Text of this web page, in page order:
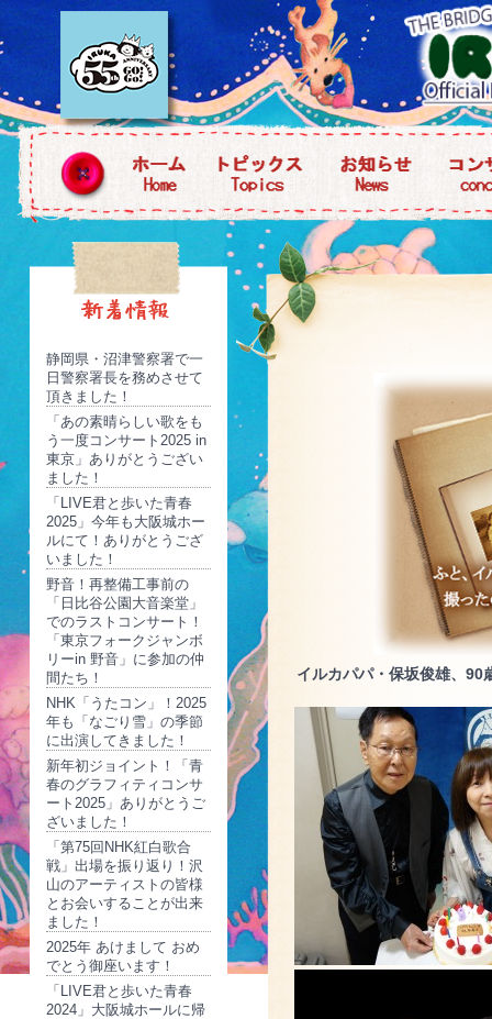
静岡県・沼津警察署で一
日警察署長を務めさせて
頂きました！
「あの素晴らしい歌をも
う一度コンサート2025 in
東京」ありがとうござい
ました！
「LIVE君と歩いた青春
2025」今年も大阪城ホー
ルにて！ありがとうござ
いました！
野音！再整備工事前の
「日比谷公園大音楽堂」
でのラストコンサート！
「東京フォークジャンボ
リーin 野音」に参加の仲
間たち！
NHK「うたコン」！2025
年も「なごり雪」の季節
に出演してきました！
新年初ジョイント！「青
春のグラフィティコンサ
ート2025」ありがとうご
ざいました！
「第75回NHK紅白歌合
戦」出場を振り返り！沢
山のアーティストの皆様
とお会いすることが出来
ました！
2025年 あけまして おめ
でとう御座います！
「LIVE君と歩いた青春
2024」大阪城ホールに帰
イルカパパ・保坂俊雄、90